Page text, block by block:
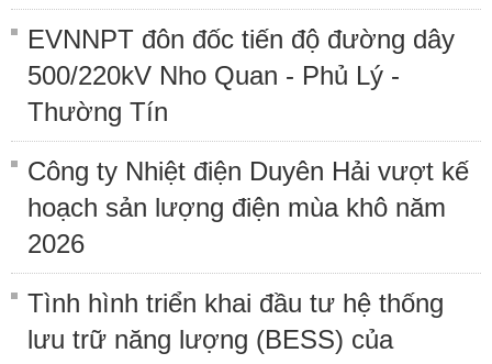
EVNNPT đôn đốc tiến độ đường dây
500/220kV Nho Quan - Phủ Lý -
Thường Tín
Công ty Nhiệt điện Duyên Hải vượt kế
hoạch sản lượng điện mùa khô năm
2026
Tình hình triển khai đầu tư hệ thống
lưu trữ năng lượng (BESS) của